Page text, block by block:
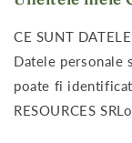
CE SUNT
Datele personale
poate fi
RESOURCES